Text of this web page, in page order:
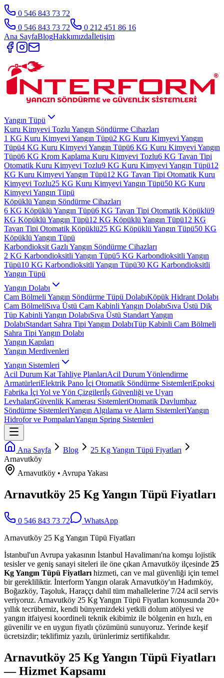
0 546 843 73 72
0 546 843 73 72
0 212 451 86 16
Ana SayfaBlogHakkımızdaİletişim
Yangın Tüpü
Kuru Kimyevi Tozlu Yangın Söndürme Cihazları
1 KG Kuru Kimyevi Yangın Tüpü2 KG Kuru Kimyevi Yangın
Tüpü4 KG Kuru Kimyevi Yangın Tüpü6 KG Kuru Kimyevi Yangın
Tüpü6 KG Krom Kaplama Kuru Kimyevi Tozlu6 KG Tavan Tipi
Otomatik Kuru Kimyevi Tozlu9 KG Kuru Kimyevi Yangın Tüpü12
KG Kuru Kimyevi Yangın Tüpü12 KG Tavan Tipi Otomatik Kuru
Kimyevi Tozlu25 KG Kuru Kimyevi Yangın Tüpü50 KG Kuru
Kimyevi Yangın Tüpü
Köpüklü Yangın Söndürme Cihazları
6 KG Köpüklü Yangın Tüpü6 KG Tavan Tipi Otomatik Köpüklü9
KG Köpüklü Yangın Tüpü12 KG Köpüklü Yangın Tüpü12 KG
Tavan Tipi Otomatik Köpüklü25 KG Köpüklü Yangın Tüpü50 KG
Köpüklü Yangın Tüpü
Karbondioksit Gazlı Yangın Söndürme Cihazları
2 KG Karbondioksitli Yangın Tüpü5 KG Karbondioksitli Yangın
Tüpü10 KG Karbondioksitli Yangın Tüpü30 KG Karbondioksitli
Yangın Tüpü
Yangın Dolabı
Cam Bölmeli Yangın Söndürme Tüpü DolabıKöpük Hidrant Dolabı
Cam BölmeliSıva Üstü Cam Kabinli Yangın DolabıSıva Üstü Dik
Tüp Kabinli Yangın DolabıSıva Üstü Standart Yangın
DolabıStandart Sahra Tipi Yangın DolabıTüp Kabinli Cam Bölmeli
Sahra Tipi Yangın Dolabı
Yangın Kapıları
Yangın Merdivenleri
Yangın Sistemleri
Acil Durum Kat Tahliye PlanlarıAcil Durum Yönlendirme
ArmatürleriElektrik Pano İçi Otomatik Söndürme SistemleriEpoksi
Fabrika İçi Yol ve Yön Çizgileriİş Güvenliği ve Uyarı
LevhalarıGüvenlik Kamerası SistemleriOtomatik Davlumbaz
Söndürme SistemleriYangın Algılama ve Alarm SistemleriYangın
Hidrofor ve PompalarıYangın Spring Sistemleri
Ana Sayfa Blog
25 Kg Yangın Tüpü Fiyatları
Arnavutköy
Arnavutköy • Avrupa Yakası
Arnavutköy 25 Kg Yangın Tüpü Fiyatları
0 546 843 73 72
WhatsApp
Arnavutköy 25 Kg Yangın Tüpü Fiyatları
İstanbul'un Avrupa yakasının İstanbul Havalimanı'na komşu lojistik
tesisler ve geniş sanayi siteleri ile öne çıkan Arnavutköy ilçesinde 25
Kg Yangın Tüpü Fiyatları hizmeti, can ve mal güvenliği için temel
bir gerekliliktir. İnterform Yangın olarak Arnavutköy'ın Hadımköy,
Boğazköy, Taşoluk, Haraççı dahil tüm mahallelerine 7/24 acil servis
veriyoruz. Arnavutköy 25 Kg Yangın Tüpü Fiyatları konusunda 20+
yıllık tecrübemiz, kendi bünyemizdeki yetkili dolum atölyesi ve
yangın itfaiyesi koordineli teknik ekibimiz ile bölgenin en hızlı, en
güvenilir ve en uygun fiyatlı çözümünü sunuyoruz. Yerinde keşif
ücretsizdir; teklifimiz yazılı, ürünlerimiz sertifikalıdır.
Arnavutköy 25 Kg Yangın Tüpü Fiyatları
— Hizmet Kapsamı